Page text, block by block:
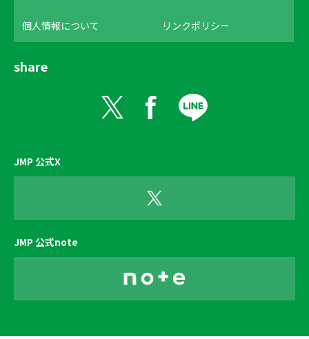
個人情報について リンクポリシー
share
JMP 公式X
JMP 公式note